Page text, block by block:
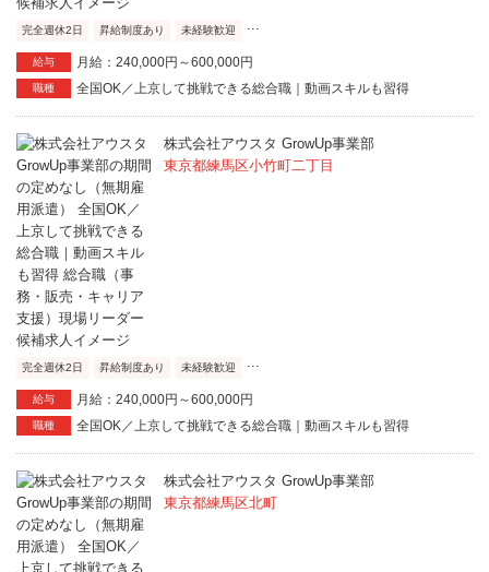
完全週休2日 昇給制度あり 未経験歓迎 ...
給与 月給：240,000円～600,000円
職種 全国OK／上京して挑戦できる総合職｜動画スキルも習得
株式会社アウスタ GrowUp事業部
東京都練馬区小竹町二丁目
完全週休2日 昇給制度あり 未経験歓迎 ...
給与 月給：240,000円～600,000円
職種 全国OK／上京して挑戦できる総合職｜動画スキルも習得
株式会社アウスタ GrowUp事業部
東京都練馬区北町